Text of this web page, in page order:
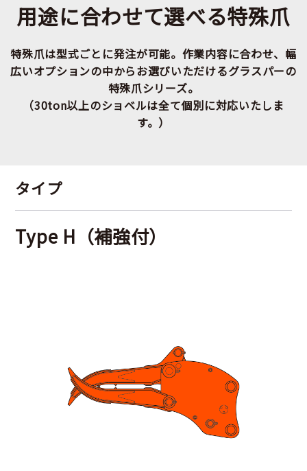
用途に合わせて選べる特殊爪
特殊爪は型式ごとに発注が可能。作業内容に合わせ、幅
広いオプションの中からお選びいただけるグラスパーの
特殊爪シリーズ。
（30ton以上のショベルは全て個別に対応いたしま
す。）
タイプ
Type H（補強付）